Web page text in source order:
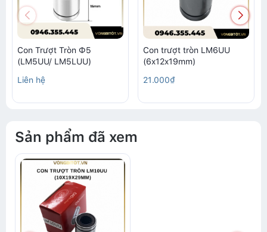
Con Trượt Tròn Ф5
(LM5UU/ LM5LUU)
Liên hệ
Con trượt tròn LM6UU
(6x12x19mm)
21.000₫
Sản phẩm đã xem